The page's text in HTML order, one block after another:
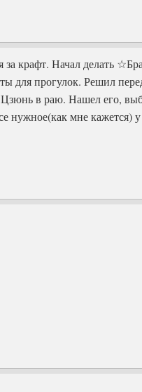
крафт. Начал делать
для прогулок. Решил
в раю. Нашел его,
нужное(как мне кажется)